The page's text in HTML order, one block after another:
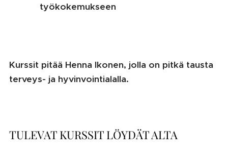
työkokemukseen
Kurssit pitää Henna Ikonen, jolla on pitkä tausta
terveys- ja hyvinvointialalla.
TULEVAT KURSSIT LÖYDÄT ALTA